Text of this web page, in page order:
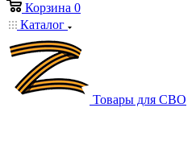
Корзина 0
Каталог
Товары для СВО